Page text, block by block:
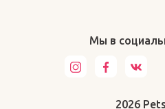
Мы в
2026